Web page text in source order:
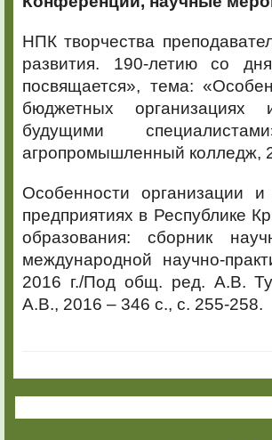
НПК творчества
развития. 190-летию со
посвящается», тема:
бюджетных
будущими
агропромышленный колледж,
Особенности организации
предприятиях в Республике
образования: сборник
международной научно-
2016 г./Под общ. ред. А.В.
А.В., 2016 – 346 с., с. 255-258.